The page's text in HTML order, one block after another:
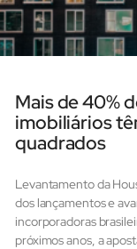
Mais de 40%
imobiliários
quadrados
Levantamento da
dos lançamentos e
incorporadoras
próximos anos, a